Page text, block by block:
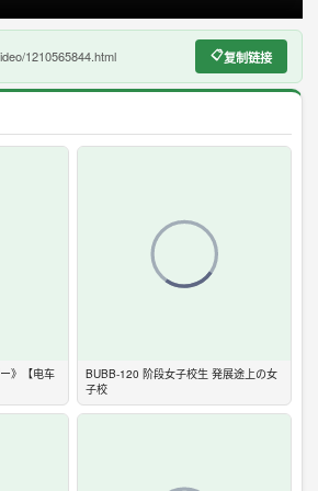
1210565844.html 📋复制链接
》【电车
BUBB-120 阶段女子校生 発展途上の女
子校